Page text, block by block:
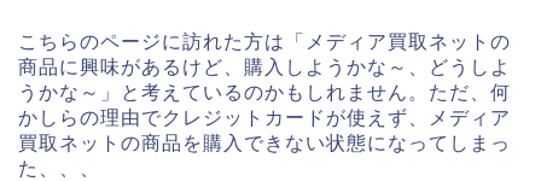
こちらのページに訪れた方は「メディア買取ネットの
商品に興味があるけど、購入しようかな～、どうしよ
うかな～」と考えているのかもしれません。ただ、何
かしらの理由でクレジットカードが使えず、メディア
買取ネットの商品を購入できない状態になってしまっ
た、、、